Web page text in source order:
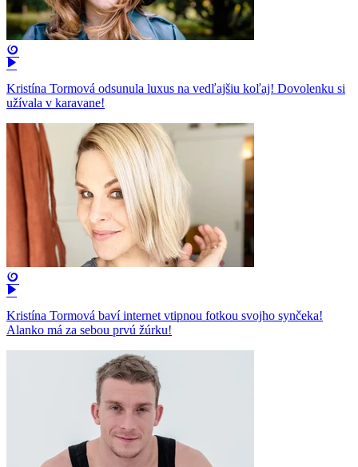
Kristína Tormová odsunula luxus na vedľajšiu koľaj! Dovolenku si
užívala v karavane!
Kristína Tormová baví internet vtipnou fotkou svojho synčeka!
Alanko má za sebou prvú žúrku!